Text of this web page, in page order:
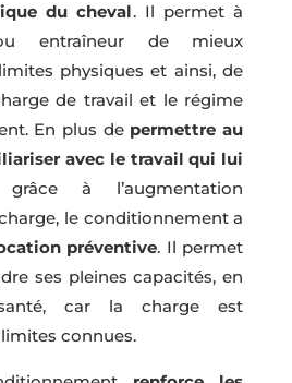
du cheval. Il permet à
entraîneur de mieux
physiques et ainsi, de
de travail et le régime
En plus de permettre au
avec le travail qui lui
à l’augmentation
le conditionnement a
préventive. Il permet
ses pleines capacités, en
car la charge est
connues.